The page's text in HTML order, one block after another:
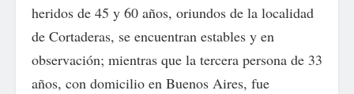
heridos de 45 y 60 años, oriundos de la localidad
de Cortaderas, se encuentran estables y en
observación; mientras que la tercera persona de 33
años, con domicilio en Buenos Aires, fue